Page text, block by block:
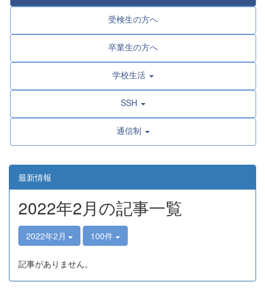
受検生の方へ
卒業生の方へ
学校生活
SSH
通信制
最新情報
2022年2月の記事一覧
2022年2月 100件
記事がありません。